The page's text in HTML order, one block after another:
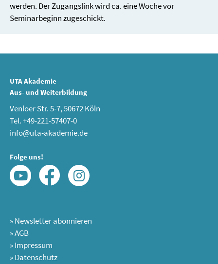
werden. Der Zugangslink wird ca. eine Woche vor
Seminarbeginn zugeschickt.
UTA Akademie
Aus- und Weiterbildung
Venloer Str. 5-7, 50672 Köln
Tel. +49-221-57407-0
info@uta-akademie.de
Folge uns!
»Newsletter abonnieren
»AGB
»Impressum
»Datenschutz